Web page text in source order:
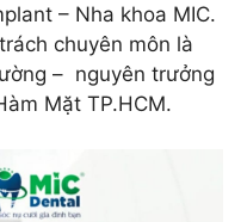
– Nha khoa MIC.
chuyên môn là
– nguyên trưởng
Mặt TP.HCM.